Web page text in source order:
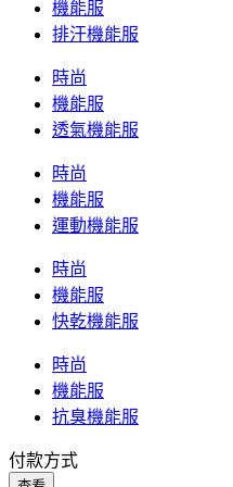
機能服
排汗機能服
時尚
機能服
透氣機能服
時尚
機能服
運動機能服
時尚
機能服
快乾機能服
時尚
機能服
抗臭機能服
付款方式